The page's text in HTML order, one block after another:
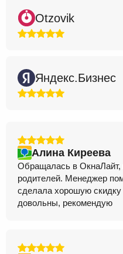
Otzovik
Яндекс.Бизнес
Алина Киреева
Обращалась в ОкнаЛайт,
родителей. Менеджер
сделала хорошую скидку
довольны, рекомендую